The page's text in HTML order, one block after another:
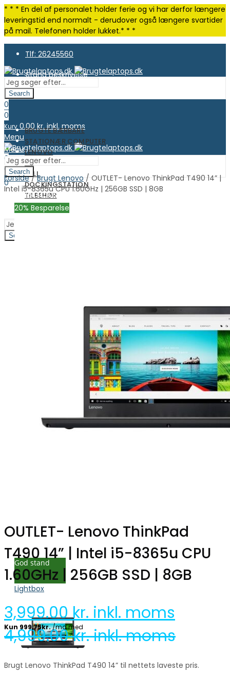
* * * En del af personalet holder ferie og vi har derfor længere
leveringstid end normalt - derudover også længere svartider
på mail. Telefonen holder lukket.* * *
Tlf: 26245560
Stand beskrivelse
Search
0
0
Kurv 0.00kr. inkl. moms
Menu
0
0
Kurv 0.00kr. inkl. moms
BRUGTE BÆRBARE
STATIONÆR COMPUTER
LENOVO
HP
DELL
DOCKINGSTATION
TILBEHØR
OUTLET
Search
Menu
Search
0
Kurv 0.00kr. inkl. moms
Forside/Brugt Lenovo / OUTLET- Lenovo ThinkPad T490 14” |
Intel i5-8365u CPU 1.60GHz | 256GB SSD | 8GB
20% Besparelse
God stand
Lightbox
OUTLET- Lenovo ThinkPad
T490 14” | Intel i5-8365u CPU
1.60GHz | 256GB SSD | 8GB
3,999.00kr. inkl. moms
4,999.00kr. inkl. moms
Brugt Lenovo ThinkPad T490 14” til nettets laveste pris.